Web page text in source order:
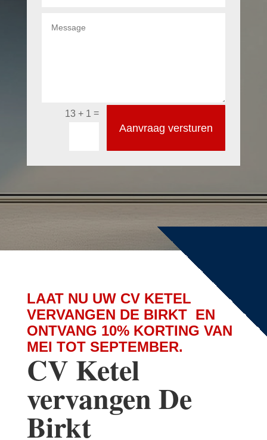
13 + 1 =
Aanvraag versturen
LAAT NU UW CV KETEL
VERVANGEN DE BIRKT EN
ONTVANG 10% KORTING VAN
MEI TOT SEPTEMBER.
CV Ketel
vervangen De
Birkt